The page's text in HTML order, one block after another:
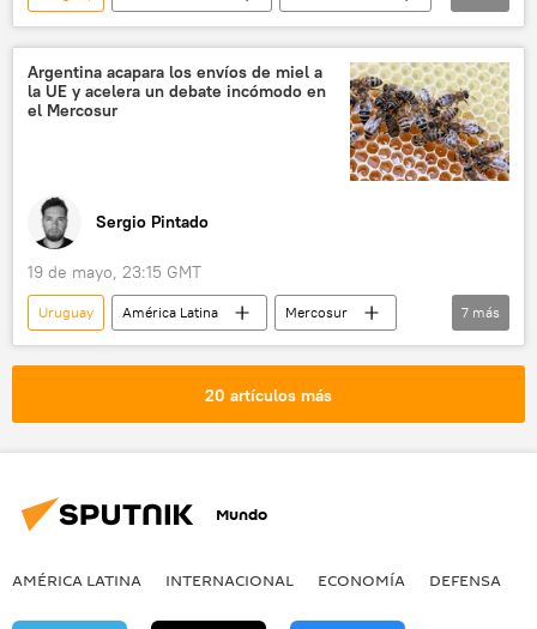
Unión Europea (UE)
Mercosur
América Latina
🌍 Europa
📈 Mercados y finanzas
Argentina acapara los envíos de miel a
la UE y acelera un debate incómodo en
el Mercosur
Sergio Pintado
19 de mayo, 23:15 GMT
Uruguay América Latina
Mercosur
Federico Sturzenegger
Brasil
Unión Europea (UE)
Paraguay
💬 Opinión y Análisis
📈 Mercados y finanzas
7 más
20 artículos más
Mundo
AMÉRICA LATINA INTERNACIONAL ECONOMÍA DEFENSA